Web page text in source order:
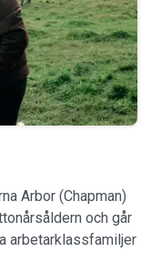
Arbor (Chapman)
och går
arbetarklassfamiljer